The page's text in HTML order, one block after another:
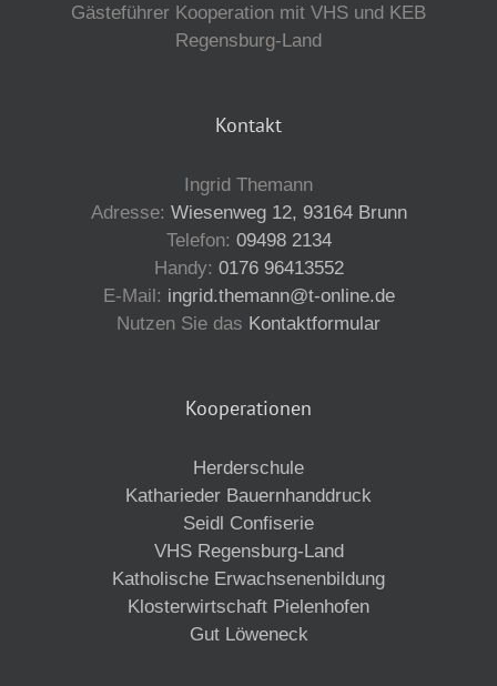
Gästeführer Kooperation mit VHS und KEB
Regensburg-Land
Kontakt
Ingrid Themann
Adresse: Wiesenweg 12, 93164 Brunn
Telefon: 09498 2134
Handy: 0176 96413552
E-Mail: ingrid.themann@t-online.de
Nutzen Sie das Kontaktformular
Kooperationen
Herderschule
Katharieder Bauernhanddruck
Seidl Confiserie
VHS Regensburg-Land
Katholische Erwachsenenbildung
Klosterwirtschaft Pielenhofen
Gut Löweneck